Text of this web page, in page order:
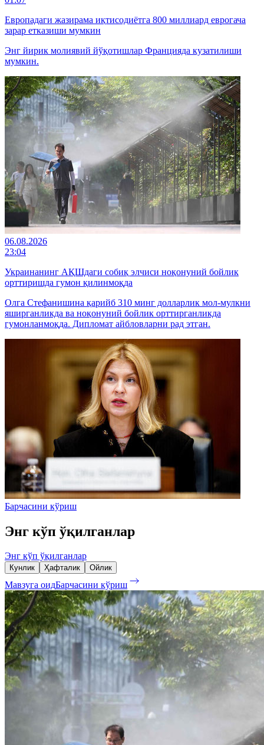
Европадаги жазирама иқтисодиётга 800 миллиард еврогача
зарар етказиши мумкин
Энг йирик молиявий йўқотишлар Францияда кузатилиши
мумкин.
06.08.2026
23:04
Украинанинг АҚШдаги собиқ элчиси ноқонуний бойлик
орттиришда гумон қилинмоқда
Олга Стефанишина қарийб 310 минг долларлик мол-мулкни
яширганликда ва ноқонуний бойлик орттирганликда
гумонланмоқда. Дипломат айбловларни рад этган.
Барчасини кўриш
Энг кўп ўқилганлар
Энг кўп ўқилганлар
Кунлик Ҳафталик Ойлик
Мавзуга оидБарчасини кўриш